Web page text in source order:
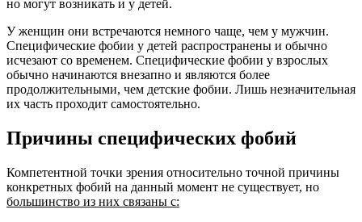
но могут возникать и у детей.
У женщин они встречаются немного чаще, чем у мужчин.
Специфические фобии у детей распространены и обычно
исчезают со временем. Специфические фобии у взрослых
обычно начинаются внезапно и являются более
продолжительными, чем детские фобии. Лишь незначительная
их часть проходит самостоятельно.
Причины специфических фобий
Компетентной точки зрения относительно точной причины
конкретных фобий на данный момент не существует, но
большинство из них связаны с: